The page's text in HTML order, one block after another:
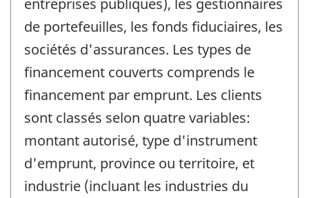
de portefeuilles, les fonds fiduciaires, les
sociétés d'assurances. Les types de
financement couverts comprends le
financement par emprunt. Les clients
sont classés selon quatre variables:
montant autorisé, type d'instrument
d'emprunt, province ou territoire, et
industrie (incluant les industries du